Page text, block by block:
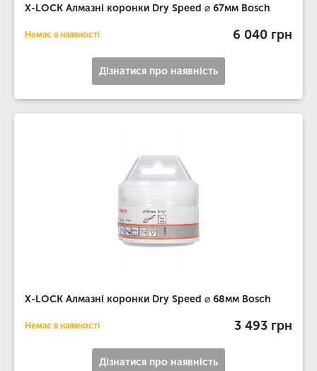
X-LOCK Алмазні коронки Dry Speed ​​⌀ 67мм Bosch
Немає в наявності 6 040 грн
Дізнатися про наявність
X-LOCK Алмазні коронки Dry Speed ​​⌀ 68мм Bosch
Немає в наявності 3 493 грн
Дізнатися про наявність